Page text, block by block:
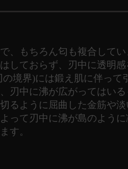
、もちろん匂も複合して
しておらず、刃中に透明
境界)には鍛え肌に伴って
刃中に沸が広がってはい
るように屈曲した金筋や
って刃中に沸が島のよう
す。